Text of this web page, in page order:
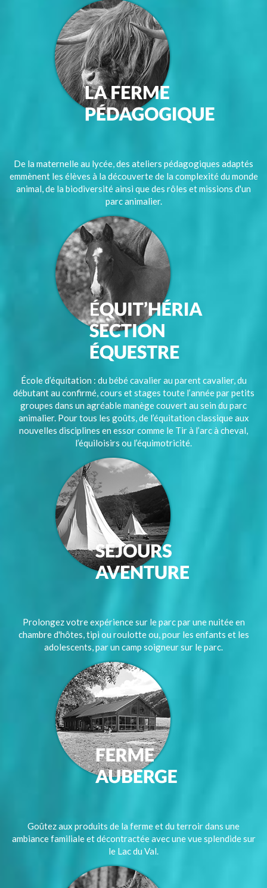
De la maternelle au lycée, des ateliers pédagogiques adaptés
emmènent les élèves à la découverte de la complexité du monde
animal, de la biodiversité ainsi que des rôles et missions d'un
parc animalier.
École d’équitation : du bébé cavalier au parent cavalier, du
débutant au confirmé, cours et stages toute l’année par petits
groupes dans un agréable manège couvert au sein du parc
animalier. Pour tous les goûts, de l’équitation classique aux
nouvelles disciplines en essor comme le Tir à l’arc à cheval,
l’équiloisirs ou l’équimotricité.
Prolongez votre expérience sur le parc par une nuitée en
chambre d'hôtes, tipi ou roulotte ou, pour les enfants et les
adolescents, par un camp soigneur sur le parc.
Goûtez aux produits de la ferme et du terroir dans une
ambiance familiale et décontractée avec une vue splendide sur
le Lac du Val.